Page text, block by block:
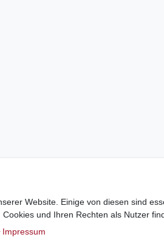
Website. Einige von diesen sind
und Ihren Rechten als Nutzer
Impressum